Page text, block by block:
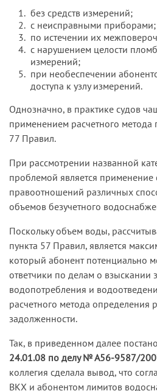
деле, оценить доводы и
имеющиеся в деле
решение с соблюдением
процессуального права.
водоснабжения и
претензию с требованием
водоснабжение и
пунктам 57, 77 Правил и
расходы, понесенные
ООО предложило Обществу
на водоснабжение и
письмом предложило ООО
соглашение, оплатить
согласие на подписание
Общества.
ООО не согласилось на
заключен, однако ответчик
воду и сбрасывать сточные
водопроводные и
что подтверждено
оспаривалось сторонами.
Из пояснений истца
комиллиметроверческого
в том числе на
потребителей, ответчик
данному учету воды.
без средств измерений;
с неисправными приборами;
по истечении их
с нарушением целости
измерений;
при необеспечении
доступа к узлу измерений.
Однозначно, в практике судов
применением расчетного метода
77 Правил.
При рассмотрении названной
проблемой является применение
правоотношений различных
объемов безучетного
Поскольку объем воды,
пункта 57 Правил, является
который абонент потенциально
ответчики по делам о взыскании
водопотребления и
расчетного метода определения
задолженности.
Так, в приведенном далее
24.01.08 по делу № А56-9587/
коллегия сделала вывод, что
ВКХ и абонентом лимитов